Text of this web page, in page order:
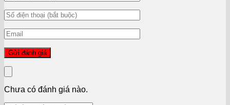
Chưa có đánh giá nào.